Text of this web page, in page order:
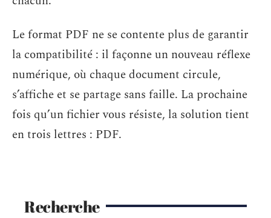
Le format PDF ne se contente plus de garantir
la compatibilité : il façonne un nouveau réflexe
numérique, où chaque document circule,
s’affiche et se partage sans faille. La prochaine
fois qu’un fichier vous résiste, la solution tient
en trois lettres : PDF.
Recherche